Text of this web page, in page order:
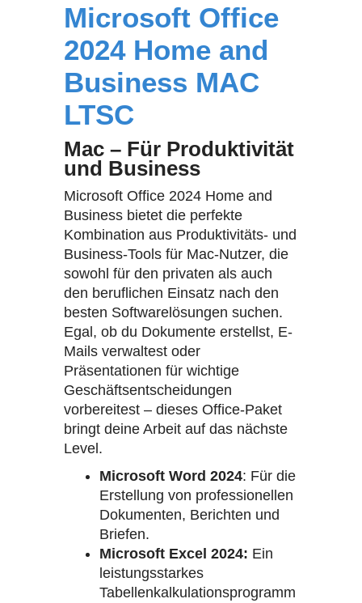
Microsoft Office
2024 Home and
Business MAC
LTSC
Mac – Für Produktivität
und Business
Microsoft Office 2024 Home and
Business bietet die perfekte
Kombination aus Produktivitäts- und
Business-Tools für Mac-Nutzer, die
sowohl für den privaten als auch
den beruflichen Einsatz nach den
besten Softwarelösungen suchen.
Egal, ob du Dokumente erstellst, E-
Mails verwaltest oder
Präsentationen für wichtige
Geschäftsentscheidungen
vorbereitest – dieses Office-Paket
bringt deine Arbeit auf das nächste
Level.
Microsoft Word 2024: Für die
Erstellung von professionellen
Dokumenten, Berichten und
Briefen.
Microsoft Excel 2024: Ein
leistungsstarkes
Tabellenkalkulationsprogramm